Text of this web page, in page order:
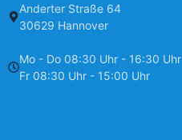
Anderter Straße 64
30629 Hannover
Mo - Do 08:30 Uhr - 16:30 Uhr
Fr 08:30 Uhr - 15:00 Uhr